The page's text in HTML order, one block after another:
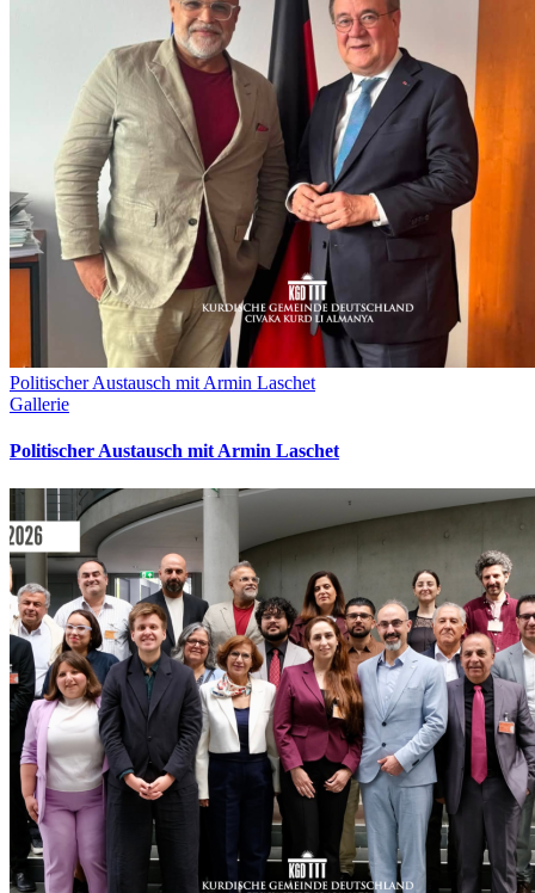
Politischer Austausch mit Armin Laschet
Gallerie
Politischer Austausch mit Armin Laschet